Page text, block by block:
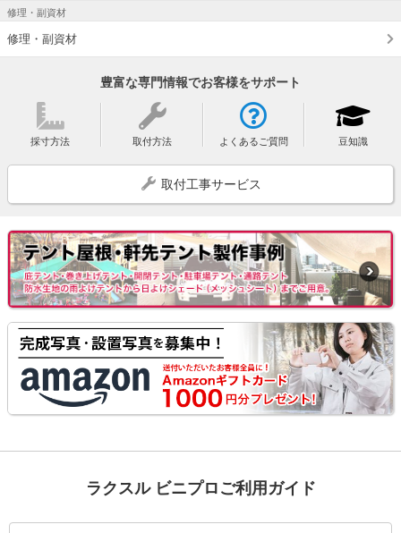
修理・副資材
修理・副資材
豊富な専門情報でお客様をサポート
採寸方法 取付方法 よくあるご質問 豆知識
取付工事サービス
ラクスル ビニプロご利用ガイド